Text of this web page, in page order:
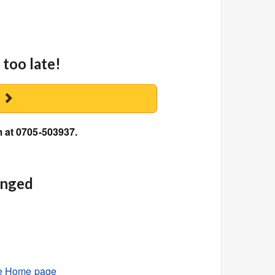
too late!
0705-503937.
Home page